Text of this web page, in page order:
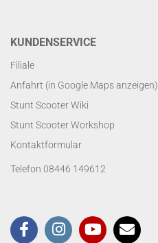
KUNDENSERVICE
Filiale
Anfahrt (in Google Maps anzeigen)
Stunt Scooter Wiki
Stunt Scooter Workshop
Kontaktformular
Telefon 08446 149612